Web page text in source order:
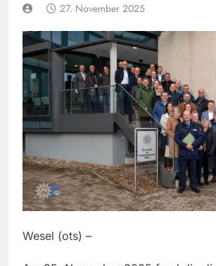
27. November 2025
Wesel (ots) –